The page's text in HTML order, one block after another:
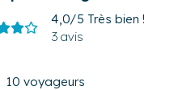
4,0/5 Très bien !
3 avis
10 voyageurs